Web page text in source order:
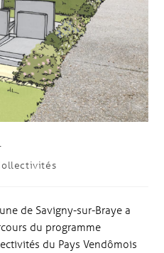
de Savigny-sur-Braye a
du programme
du Pays Vendômois